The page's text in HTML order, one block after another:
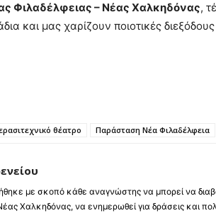
Φιλαδέλφειας – Νέας Χαλκηδόνας,
και μας χαρίζουν ποιοτικές
θέατρο Παράσταση Νέα Φιλαδέλφεια
με σκοπό κάθε αναγνώστης να μπορεί να
Χαλκηδόνας, να ενημερωθεί για δράσεις και